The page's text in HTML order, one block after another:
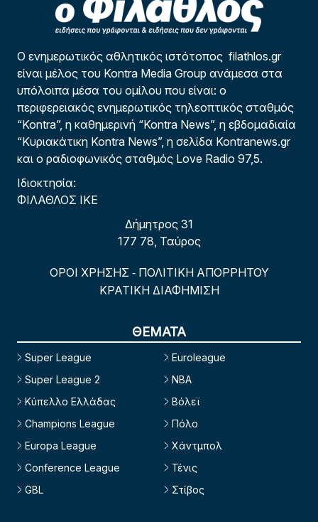
Ο ενημερωτικός αθλητικός ιστότοπος filathlos.gr
είναι μέλος του Kontra Media Group ανάμεσα στα
υπόλοιπα μέσα του ομίλου που είναι: ο
περιφερειακός ενημερωτικός τηλεοπτικός σταθμός
“Kontra”, η καθημερινή “Kontra News”, η εβδομαδιαία
“Κυριακάτικη Kontra News”, η σελίδα Kontranews.gr
και ο ραδιοφωνικός σταθμός Love Radio 97,5.
Ιδιοκτησία:
ΦΙΛΑΘΛΟΣ ΙΚΕ
Δήμητρος 31
177 78, Ταύρος
ΟΡΟΙ ΧΡΗΣΗΣ - ΠΟΛΙΤΙΚΗ ΑΠΟΡΡΗΤΟΥ
ΚΡΑΤΙΚΗ ΔΙΑΦΗΜΙΣΗ
ΘΕΜΑΤΑ
Super League
Super League 2
Κύπελλο Ελλάδας
Champions League
Europa League
Conference League
GBL
Euroleague
NBA
Βόλεϊ
Πόλο
Χάντμπολ
Τένις
Στίβος